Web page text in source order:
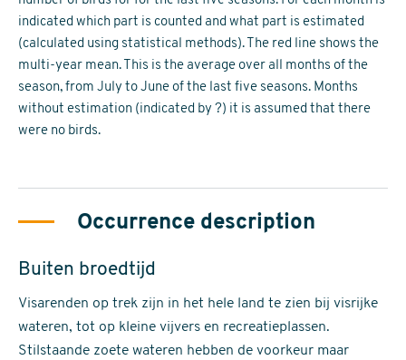
indicated which part is counted and what part is estimated
(calculated using statistical methods). The red line shows the
multi-year mean. This is the average over all months of the
season, from July to June of the last five seasons. Months
without estimation (indicated by ?) it is assumed that there
were no birds.
Occurrence description
Buiten broedtijd
Visarenden op trek zijn in het hele land te zien bij visrijke
wateren, tot op kleine vijvers en recreatieplassen.
Stilstaande zoete wateren hebben de voorkeur maar